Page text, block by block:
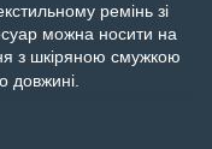
ремінь зі
можна носити на
з шкіряною смужкою
довжині.